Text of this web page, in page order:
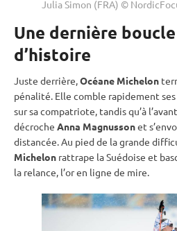
Julia Simon (FRA) ©
Une dernière
d’histoire
Juste derrière,Océane Michelon
pénalité. Elle comble rapidement
sur sa compatriote, tandis qu’à l’avant
décroche Anna Magnussonet
distancée. Au pied de la grande
Michelon rattrape la Suédoise et
la relance, l’or en ligne de mire.